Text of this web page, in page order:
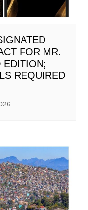
FOR MR.
EDITION;
REQUIRED